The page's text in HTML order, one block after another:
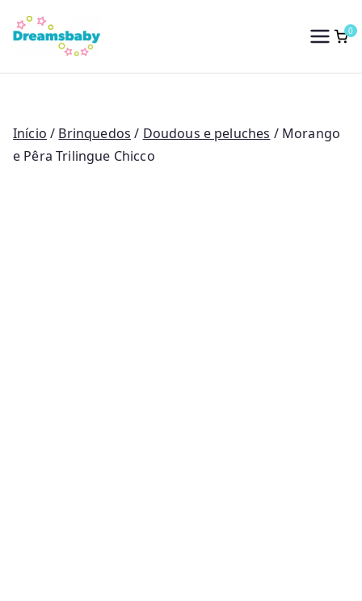
para
conteúdo
Dreams Baby
0
Início / Brinquedos / Doudous e peluches / Morango
e Pêra Trilingue Chicco